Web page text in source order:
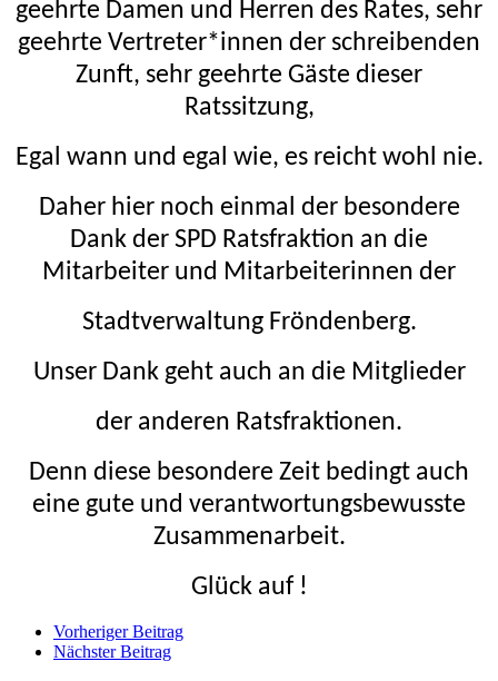
geehrte Damen und Herren des Rates, sehr
geehrte Vertreter*innen der schreibenden
Zunft, sehr geehrte Gäste dieser
Ratssitzung,
Egal wann und egal wie, es reicht wohl nie.
Daher hier noch einmal der besondere
Dank der SPD Ratsfraktion an die
Mitarbeiter und Mitarbeiterinnen der
Stadtverwaltung Fröndenberg.
Unser Dank geht auch an die Mitglieder
der anderen Ratsfraktionen.
Denn diese besondere Zeit bedingt auch
eine gute und verantwortungsbewusste
Zusammenarbeit.
Glück auf !
Beitrags
Navigation
Vorheriger Beitrag
Nächster Beitrag